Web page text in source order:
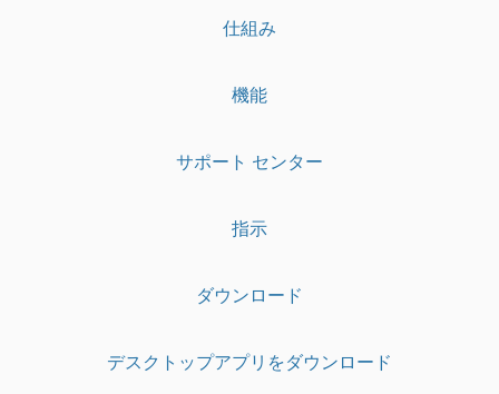
仕組み
機能
サポート センター
指示
ダウンロード
デスクトップアプリをダウンロード